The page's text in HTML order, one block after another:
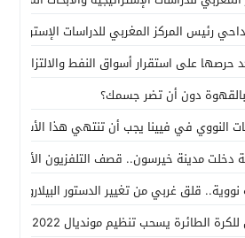
رئيس المركز المغربي للدراسات
حرصها على استقرار أسواق النفط والالتزام
دون أن تضر جسمك؟
النووي في فيينا يجب أن تنتهي هذا الأسبوع
دخلت مدينة خيرسون.. قصف التلفزيون
نووية.. قلق غربي من تغيير الدستور
الطائرة يسحب تنظيم مونديال 2022 من روسيا